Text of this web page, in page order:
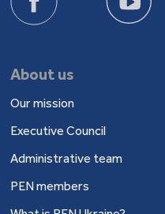
About us
Our mission
Executive Council
Administrative team
PEN members